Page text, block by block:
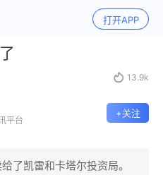
打开APP
 13.9k
平台
+关注
了凯雷和卡塔尔投资局。